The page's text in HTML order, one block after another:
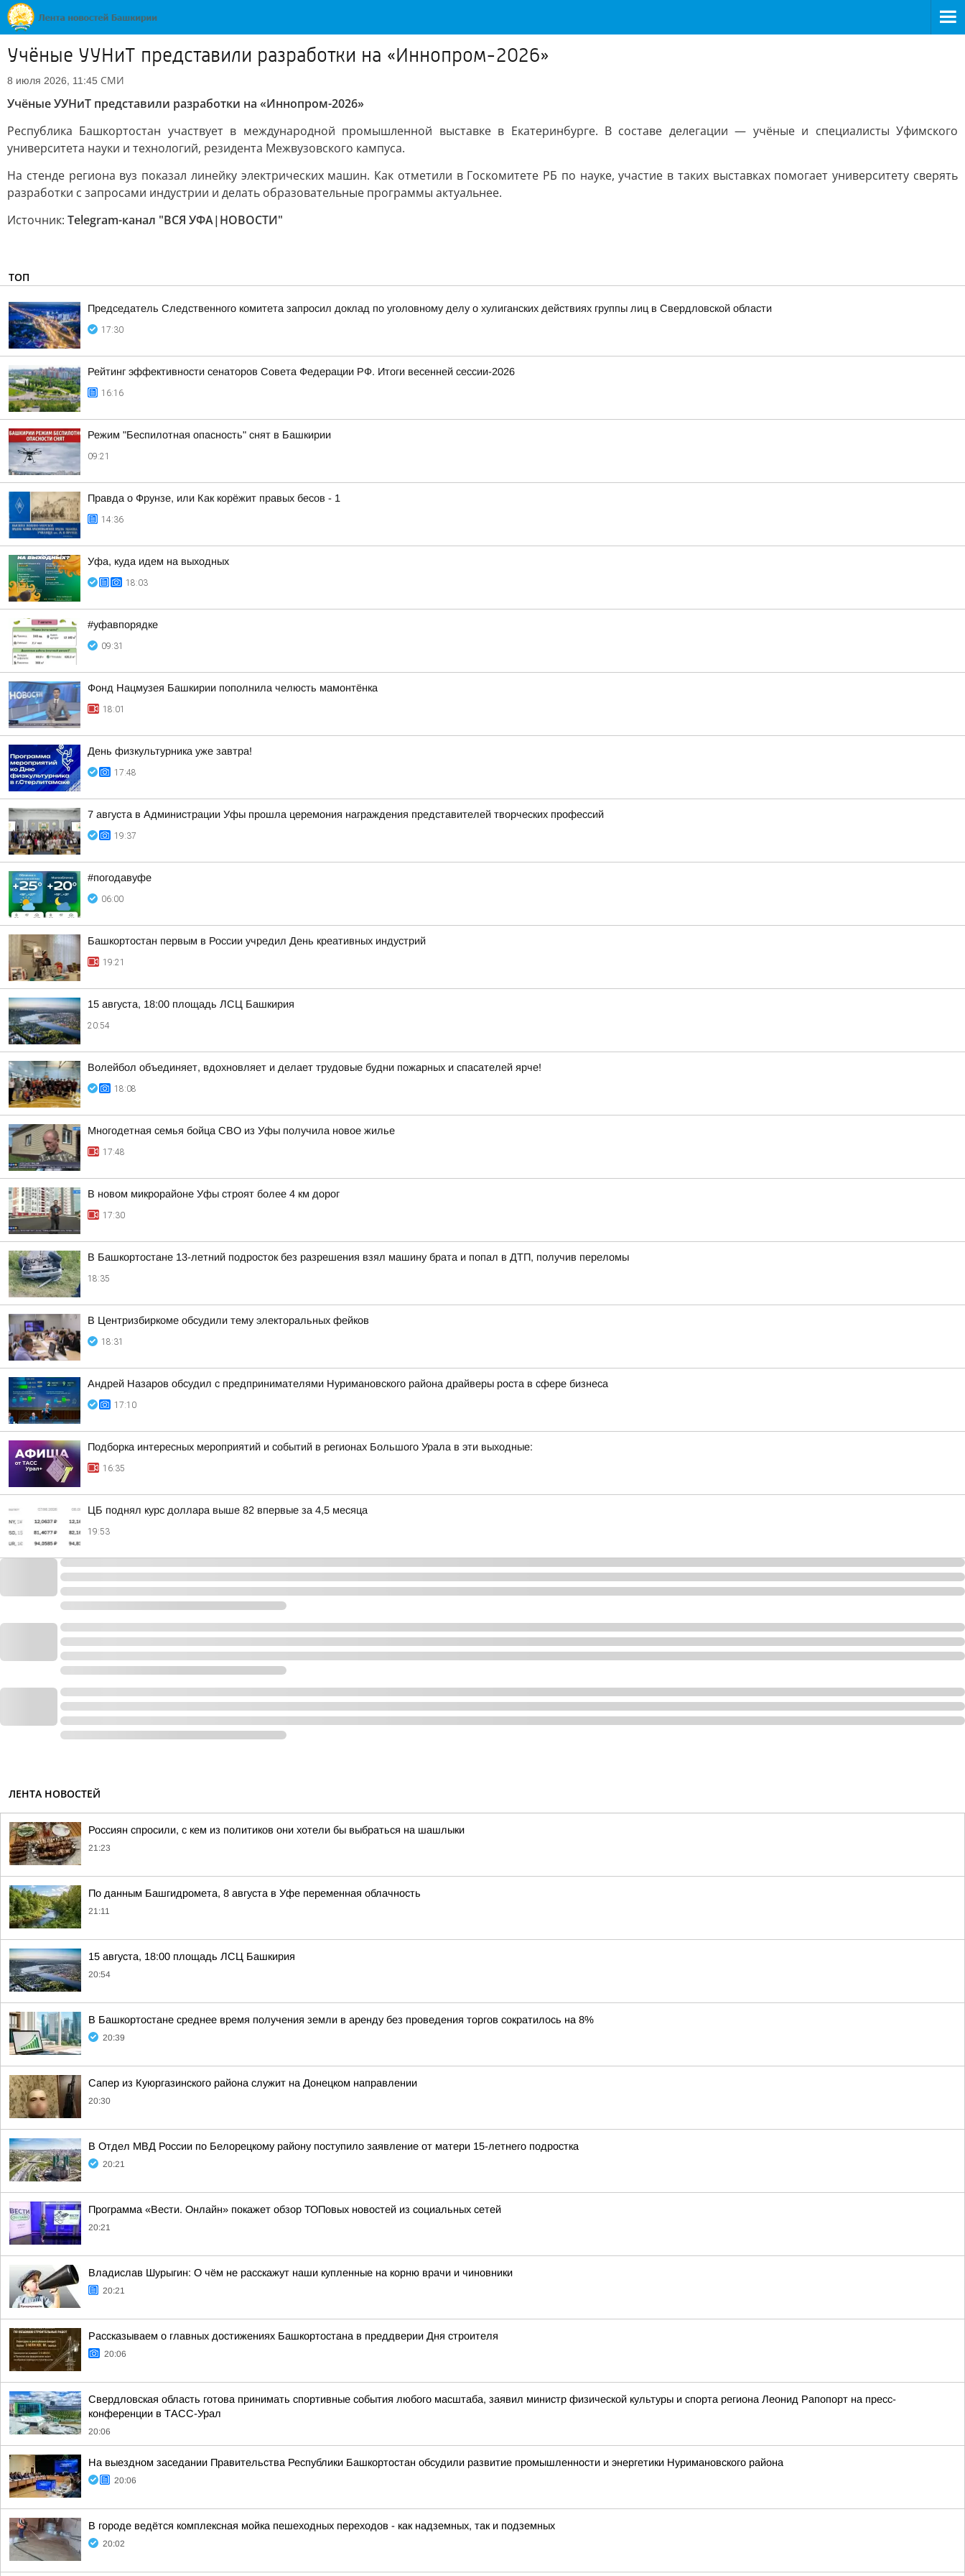
Учёные УУНиТ представили разработки на «Иннопром-2026»
8 июля 2026, 11:45 СМИ
Учёные УУНиТ представили разработки на «Иннопром-2026»
Республика Башкортостан участвует в международной промышленной выставке в Екатеринбурге. В составе делегации — учёные и специалисты Уфимского
университета науки и технологий, резидента Межвузовского кампуса.
На стенде региона вуз показал линейку электрических машин. Как отметили в Госкомитете РБ по науке, участие в таких выставках помогает университету сверять
разработки с запросами индустрии и делать образовательные программы актуальнее.
Источник: Telegram-канал "ВСЯ УФА|НОВОСТИ"
ТОП
Председатель Следственного комитета запросил доклад по уголовному делу о хулиганских действиях группы лиц в Свердловской области
17:30
Рейтинг эффективности сенаторов Совета Федерации РФ. Итоги весенней сессии-2026
16:16
Режим "Беспилотная опасность" снят в Башкирии
09:21
Правда о Фрунзе, или Как корёжит правых бесов - 1
14:36
Уфа, куда идем на выходных
18:03
#уфавпорядке
09:31
Фонд Нацмузея Башкирии пополнила челюсть мамонтёнка
18:01
День физкультурника уже завтра!
17:48
7 августа в Администрации Уфы прошла церемония награждения представителей творческих профессий
19:37
#погодавуфе
06:00
Башкортостан первым в России учредил День креативных индустрий
19:21
15 августа, 18:00 площадь ЛСЦ Башкирия
20:54
Волейбол объединяет, вдохновляет и делает трудовые будни пожарных и спасателей ярче!
18:08
Многодетная семья бойца СВО из Уфы получила новое жилье
17:48
В новом микрорайоне Уфы строят более 4 км дорог
17:30
В Башкортостане 13-летний подросток без разрешения взял машину брата и попал в ДТП, получив переломы
18:35
В Центризбиркоме обсудили тему электоральных фейков
18:31
Андрей Назаров обсудил с предпринимателями Нуримановского района драйверы роста в сфере бизнеса
17:10
Подборка интересных мероприятий и событий в регионах Большого Урала в эти выходные:
16:35
ЦБ поднял курс доллара выше 82 впервые за 4,5 месяца
19:53
ЛЕНТА НОВОСТЕЙ
Россиян спросили, с кем из политиков они хотели бы выбраться на шашлыки
21:23
По данным Башгидромета, 8 августа в Уфе переменная облачность
21:11
15 августа, 18:00 площадь ЛСЦ Башкирия
20:54
В Башкортостане среднее время получения земли в аренду без проведения торгов сократилось на 8%
20:39
Сапер из Куюргазинского района служит на Донецком направлении
20:30
В Отдел МВД России по Белорецкому району поступило заявление от матери 15-летнего подростка
20:21
Программа «Вести. Онлайн» покажет обзор ТОПовых новостей из социальных сетей
20:21
Владислав Шурыгин: О чём не расскажут наши купленные на корню врачи и чиновники
20:21
Рассказываем о главных достижениях Башкортостана в преддверии Дня строителя
20:06
Свердловская область готова принимать спортивные события любого масштаба, заявил министр физической культуры и спорта региона Леонид Рапопорт на пресс-
конференции в ТАСС-Урал
20:06
На выездном заседании Правительства Республики Башкортостан обсудили развитие промышленности и энергетики Нуримановского района
20:06
В городе ведётся комплексная мойка пешеходных переходов - как надземных, так и подземных
20:02